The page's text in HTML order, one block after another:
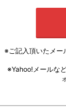
※ご記入頂いたメー
※Yahoo!メールな